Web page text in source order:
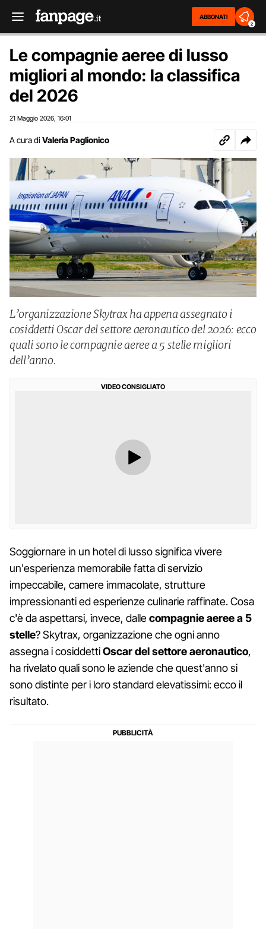
ABBONATI
2
Le compagnie aeree di lusso
migliori al mondo: la classifica
del 2026
21 Maggio 2026 16:01
A cura di Valeria Paglionico
L’organizzazione Skytrax ha appena assegnato i
cosiddetti Oscar del settore aeronautico del 2026: ecco
quali sono le compagnie aeree a 5 stelle migliori
dell’anno.
VIDEO CONSIGLIATO
Soggiornare in un hotel di lusso significa vivere
un'esperienza memorabile fatta di servizio
impeccabile, camere immacolate, strutture
impressionanti ed esperienze culinarie raffinate. Cosa
c'è da aspettarsi, invece, dallecompagnie aeree a 5
stelle? Skytrax, organizzazione che ogni anno
assegna i cosiddettiOscar del settore aeronautico,
ha rivelato quali sono le aziende che quest'anno si
sono distinte per i loro standard elevatissimi: ecco il
risultato.